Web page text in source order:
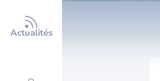
Actualités